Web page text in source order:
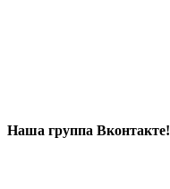
Наша группа Вконтакте!